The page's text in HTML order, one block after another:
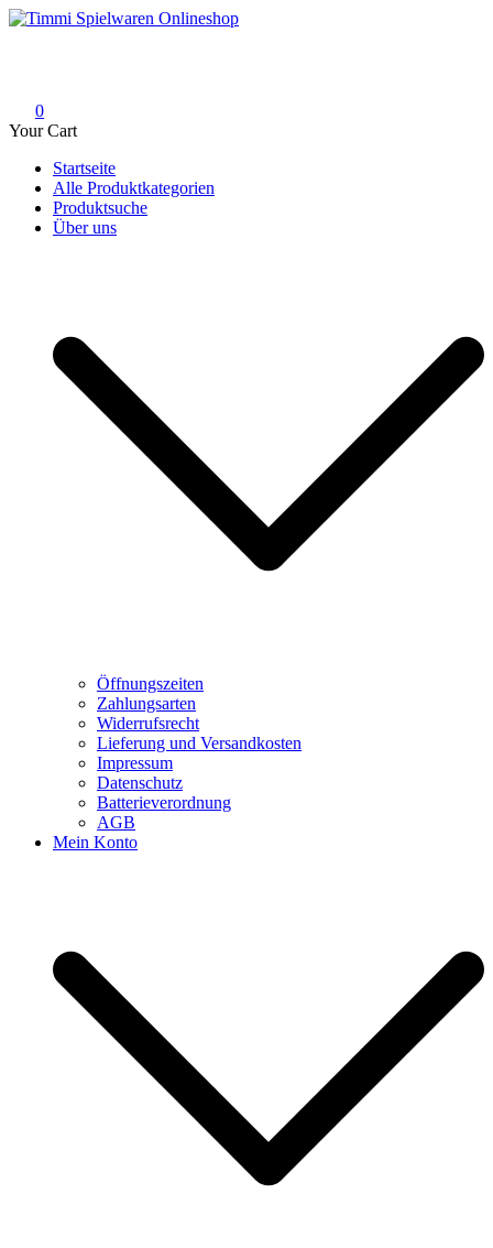
Skip
0
Your Cart
Startseite
Alle Produktkategorien
Produktsuche
Über uns
Öffnungszeiten
Zahlungsarten
Widerrufsrecht
Lieferung und Versandkosten
Impressum
Datenschutz
Batterieverordnung
AGB
Mein Konto